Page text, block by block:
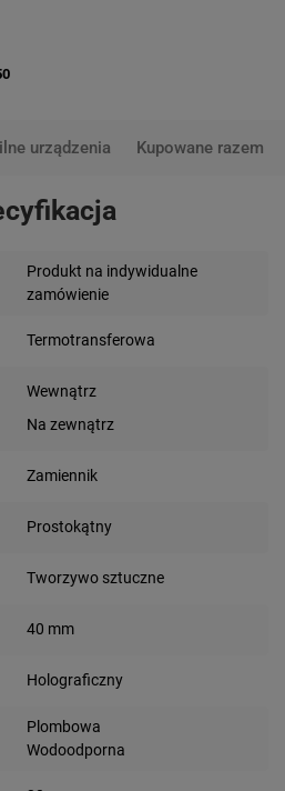
urządzenia Kupowane razem
Produkt na indywidualne
zamówienie
Termotransferowa
Wewnątrz
Na zewnątrz
Zamiennik
Prostokątny
Tworzywo sztuczne
40 mm
Holograficzny
Plombowa
Wodoodporna